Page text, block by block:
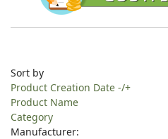
Sort by
Product Creation Date -/+
Product Name
Category
Manufacturer: